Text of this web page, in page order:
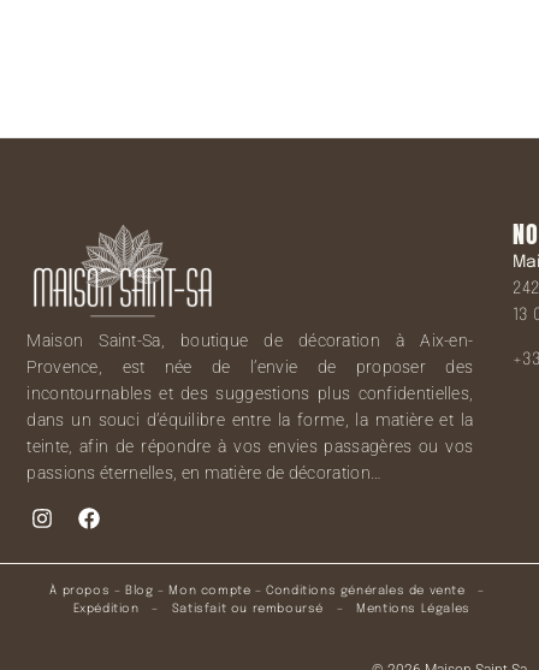
Maison Saint-Sa, boutique de décoration à Aix-en-
Provence, est née de l’envie de proposer des
incontournables et des suggestions plus confidentielles,
dans un souci d’équilibre entre la forme, la matière et la
teinte, afin de répondre à vos envies passagères ou vos
passions éternelles, en matière de décoration…
À propos – Blog – Mon compte –Conditions générales de vente –
Expédition – Satisfait ou remboursé – Mentions Légales